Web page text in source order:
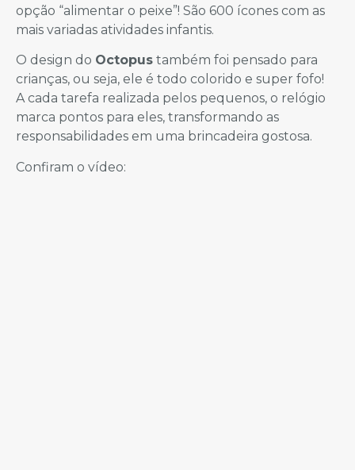
opção “alimentar o peixe”! São 600 ícones com as
mais variadas atividades infantis.
O design do Octopus também foi pensado para
crianças, ou seja, ele é todo colorido e super fofo!
A cada tarefa realizada pelos pequenos, o relógio
marca pontos para eles, transformando as
responsabilidades em uma brincadeira gostosa.
Confiram o vídeo: